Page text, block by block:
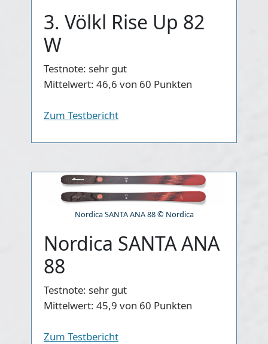
3. Völkl Rise Up 82
W
Testnote: sehr gut
Mittelwert: 46,6 von 60 Punkten
Zum Testbericht
Nordica SANTA ANA 88 © Nordica
Nordica SANTA ANA
88
Testnote: sehr gut
Mittelwert: 45,9 von 60 Punkten
Zum Testbericht